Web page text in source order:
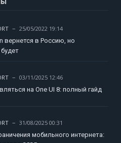
25/05/2022 19:14
вернется в Россию, но
03/11/2025 12:46
на One UI 8: полный гайд
31/08/2025 00:31
мобильного интернета: